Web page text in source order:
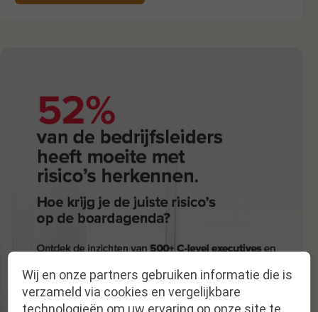
Wij en onze partners gebruiken informatie die is
verzameld via cookies en vergelijkbare
technologieën om uw ervaring op onze site te